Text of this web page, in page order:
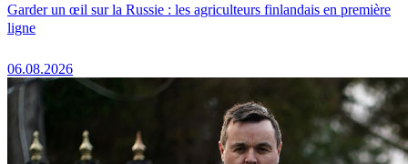
Garder un œil sur la Russie : les agriculteurs finlandais en première
ligne
06.08.2026